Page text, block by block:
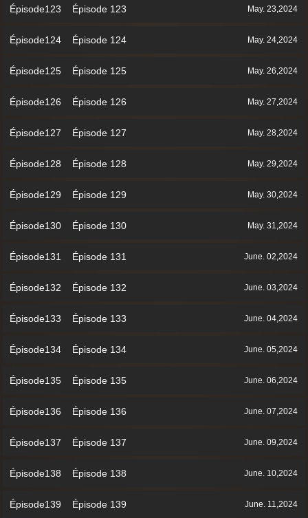
Épisode123 Épisode 123 May. 23,2024
Épisode124 Épisode 124 May. 24,2024
Épisode125 Épisode 125 May. 26,2024
Épisode126 Épisode 126 May. 27,2024
Épisode127 Épisode 127 May. 28,2024
Épisode128 Épisode 128 May. 29,2024
Épisode129 Épisode 129 May. 30,2024
Épisode130 Épisode 130 May. 31,2024
Épisode131 Épisode 131 June. 02,2024
Épisode132 Épisode 132 June. 03,2024
Épisode133 Épisode 133 June. 04,2024
Épisode134 Épisode 134 June. 05,2024
Épisode135 Épisode 135 June. 06,2024
Épisode136 Épisode 136 June. 07,2024
Épisode137 Épisode 137 June. 09,2024
Épisode138 Épisode 138 June. 10,2024
Épisode139 Épisode 139 June. 11,2024